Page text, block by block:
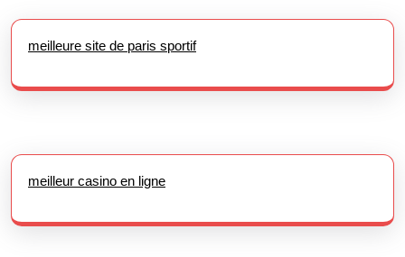
meilleure site de paris sportif
meilleur casino en ligne